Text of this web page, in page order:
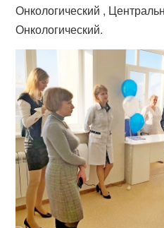
Онкологический ,
Онкологический​.